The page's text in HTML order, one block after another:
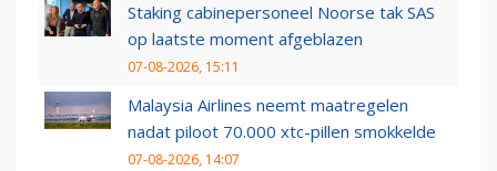
Staking cabinepersoneel Noorse tak SAS
op laatste moment afgeblazen
07-08-2026, 15:11
Malaysia Airlines neemt maatregelen
nadat piloot 70.000 xtc-pillen smokkelde
07-08-2026, 14:07